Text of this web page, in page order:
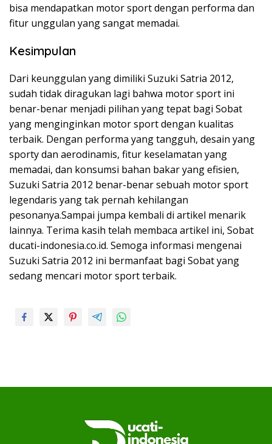
bisa mendapatkan motor sport dengan performa dan
fitur unggulan yang sangat memadai.
Kesimpulan
Dari keunggulan yang dimiliki Suzuki Satria 2012,
sudah tidak diragukan lagi bahwa motor sport ini
benar-benar menjadi pilihan yang tepat bagi Sobat
yang menginginkan motor sport dengan kualitas
terbaik. Dengan performa yang tangguh, desain yang
sporty dan aerodinamis, fitur keselamatan yang
memadai, dan konsumsi bahan bakar yang efisien,
Suzuki Satria 2012 benar-benar sebuah motor sport
legendaris yang tak pernah kehilangan
pesonanya.Sampai jumpa kembali di artikel menarik
lainnya. Terima kasih telah membaca artikel ini, Sobat
ducati-indonesia.co.id. Semoga informasi mengenai
Suzuki Satria 2012 ini bermanfaat bagi Sobat yang
sedang mencari motor sport terbaik.